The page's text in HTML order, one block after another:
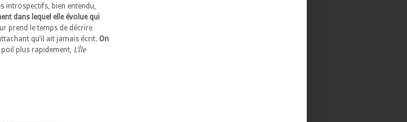
introspectifs, bien entendu,
dans lequel elle évolue qui
prend le temps de décrire
qu’il ait jamais écrit. On
poil plus rapidement, L’Île